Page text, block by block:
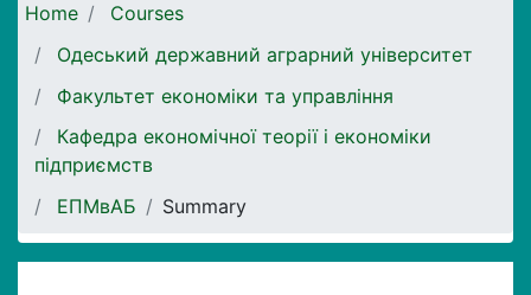
Home
Courses
Одеський державний аграрний університет
Факультет економіки та управління
Кафедра економічної теорії і економіки
підприємств
ЕПМвАБ
Summary